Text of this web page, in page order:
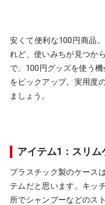
安くて便利な100円商品
れど、使いみちが見つか
で、100円グッズを使う
をピックアップ。実用度
ましょう。
アイテム1：スリム
プラスチック製のケース
テムだと思います。キッ
所でシャンプーなどのス